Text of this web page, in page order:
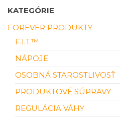
KATEGÓRIE
FOREVER PRODUKTY
F.I.T.™
NÁPOJE
OSOBNÁ STAROSTLIVOSŤ
PRODUKTOVÉ SÚPRAVY
REGULÁCIA VÁHY